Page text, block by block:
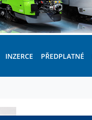
INZERCE PŘEDPLATNÉ